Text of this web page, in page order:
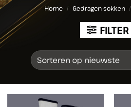
Home / Gedragen sokken /
FILTER